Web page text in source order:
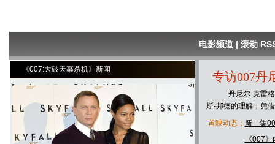
电影频道 | 滚动
《007:大破天幕杀机》新闻
专访007丹
丹尼尔-克雷格看
斯-邦德的理解；凭
首映动态： 新一集
《007